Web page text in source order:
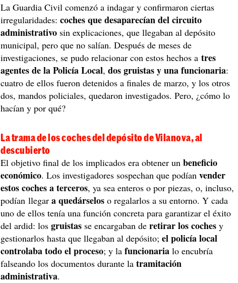
La Guardia Civil comenzó a indagar y confirmaron ciertas
irregularidades:coches que desaparecían del circuito
administrativo sin explicaciones, que llegaban al depósito
municipal, pero que no salían. Después de meses de
investigaciones, se pudo relacionar con estos hechos atres
agentes de la Policía Local,dos gruistas y una funcionaria:
cuatro de ellos fueron detenidos a finales de marzo, y los otros
dos, mandos policiales, quedaron investigados. Pero, ¿cómo lo
hacían y por qué?
La trama de los coches del depósito de Vilanova, al
descubierto
El objetivo final de los implicados era obtener unbeneficio
económico. Los investigadores sospechan que podíanvender
estos coches a terceros, ya sea enteros o por piezas, o, incluso,
podían llegar a quedárselos o regalarlos a su entorno. Y cada
uno de ellos tenía una función concreta para garantizar el éxito
del ardid: losgruistas se encargaban deretirar los cochesy
gestionarlos hasta que llegaban al depósito;el policía local
controlaba todo el proceso; y lafuncionaria lo encubría
falseando los documentos durante latramitación
administrativa.